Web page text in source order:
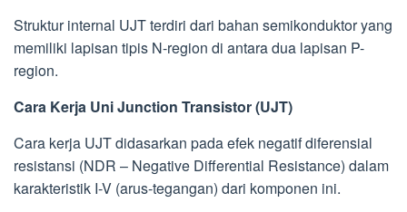
Struktur internal UJT terdiri dari bahan semikonduktor yang
memiliki lapisan tipis N-region di antara dua lapisan P-
region.
Cara Kerja Uni Junction Transistor (UJT)
Cara kerja UJT didasarkan pada efek negatif diferensial
resistansi (NDR – Negative Differential Resistance) dalam
karakteristik I-V (arus-tegangan) dari komponen ini.